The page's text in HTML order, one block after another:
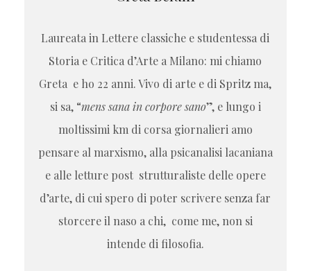
Laureata in Lettere classiche e studentessa di
Storia e Critica d’Arte a Milano: mi chiamo
Greta e ho 22 anni. Vivo di arte e di Spritz ma,
si sa, “mens sana in corpore sano”, e lungo i
moltissimi km di corsa giornalieri amo
pensare al marxismo, alla psicanalisi lacaniana
e alle letture post strutturaliste delle opere
d’arte, di cui spero di poter scrivere senza far
storcere il naso a chi, come me, non si
intende di filosofia.